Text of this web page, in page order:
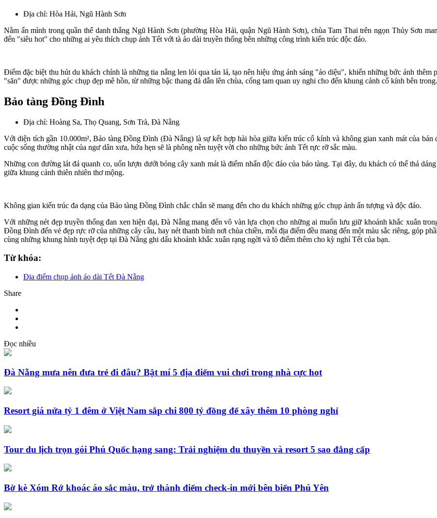
Địa chỉ: Hòa Hải, Ngũ Hành Sơn
Nằm ẩn mình trong quần thể danh thắng Ngũ Hành Sơn (phường Hòa Hải, quận Ngũ Hành Sơn), chùa Tam Thai trên ngọn Thủy Sơn
đến "siêu hot" cho những ai yêu thích chụp ảnh Tết với tà áo dài truyền thống bên những công trình kiến trúc độc đáo.
Điểm đặc biệt thu hút du khách chính là những tia nắng len lỏi qua tán lá, tạo nên hiệu ứng ánh sáng "ảo diệu", khiến những bức ảnh
"săn" được những góc chụp đẹp mê hồn, từ những bậc thang đá dẫn lên chùa, cổng tam quan uy nghi cho đến khung cảnh cổ kính bên trong.
Bảo tàng Đồng Đình
Địa chỉ: Hoàng Sa, Thọ Quang, Sơn Trà, Đà Nẵng
Với diện tích gần 10.000m², Bảo tàng Đồng Đình (Đà Nẵng) là sự kết hợp hài hòa giữa kiến trúc cổ kính và không gian xanh mát của
cuộc sống thường nhật của ngư dân xưa, hứa hẹn sẽ là phông nền tuyệt vời cho những bức ảnh Tết rực rỡ sắc màu.
Những con đường lát đá quanh co, uốn lượn dưới bóng cây xanh mát là điểm nhấn độc đáo của bảo tàng. Tại đây, du khách có thể thả
giữa khung cảnh thiên nhiên thơ mộng.
Không gian kiến trúc đa dạng của Bảo tàng Đồng Đình chắc chắn sẽ mang đến cho du khách những góc chụp ảnh ấn tượng và độc đáo.
Với những nét đẹp truyền thống đan xen hiện đại, Đà Nẵng mang đến vô vàn lựa chọn cho những ai muốn lưu giữ khoảnh khắc xuân
Đồng Đình đến vẻ đẹp rực rỡ của những cây cầu, hay nét thanh bình nơi chùa chiền, mỗi địa điểm đều mang đến một màu sắc riêng, góp
cùng những khung hình tuyệt đẹp tại Đà Nẵng ghi dấu khoảnh khắc xuân rạng ngời và tô điểm thêm cho kỳ nghỉ Tết của bạn.
Từ khóa:
Đia điểm chụp ảnh áo dài Tết Đà Nẵng
Share
Đọc nhiều
Đà Nẵng mưa nên đưa trẻ đi đâu? Bật mí 5 địa điểm vui chơi trong nhà cực hot
Resort giá nửa tỷ 1 đêm ở Việt Nam sắp chi 800 tỷ đồng để xây thêm 10 phòng nghỉ
Tour du lịch trọn gói Phú Quốc hạng sang: Trải nghiệm du thuyền và resort 5 sao đẳng cấp
Bờ kè Xóm Rớ khoác áo sắc màu, trở thành điểm check-in mới bên biển Phú Yên